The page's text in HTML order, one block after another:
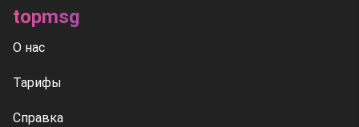
topmsg
О нас
Тарифы
Справка